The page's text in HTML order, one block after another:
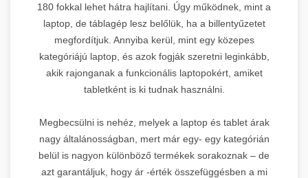
180 fokkal lehet hátra hajlítani. Úgy működnek, mint a
laptop, de táblagép lesz belőlük, ha a billentyűzetet
megfordítjuk. Annyiba kerül, mint egy közepes
kategóriájú laptop, és azok fogják szeretni leginkább,
akik rajonganak a funkcionális laptopokért, amiket
tabletként is ki tudnak használni.
Megbecsülni is nehéz, melyek a laptop és tablet árak
nagy általánosságban, mert már egy- egy kategórián
belül is nagyon különböző termékek sorakoznak – de
azt garantáljuk, hogy ár -érték összefüggésben a mi